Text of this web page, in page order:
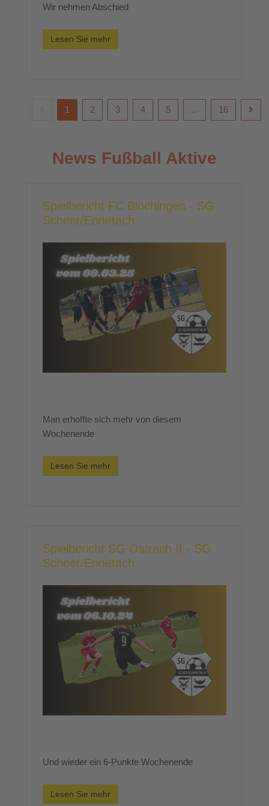
Wir nehmen Abschied
Lesen Sie mehr
1 2 3 4 5 ... 16
News Fußball Aktive
Spielbericht FC Blochingen - SG
Scheer/Ennetach
Man erhoffte sich mehr von diesem
Wochenende
Lesen Sie mehr
Spielbericht SG Ostrach II - SG
Scheer/Ennetach
Und wieder ein 6-Punkte Wochenende
Lesen Sie mehr